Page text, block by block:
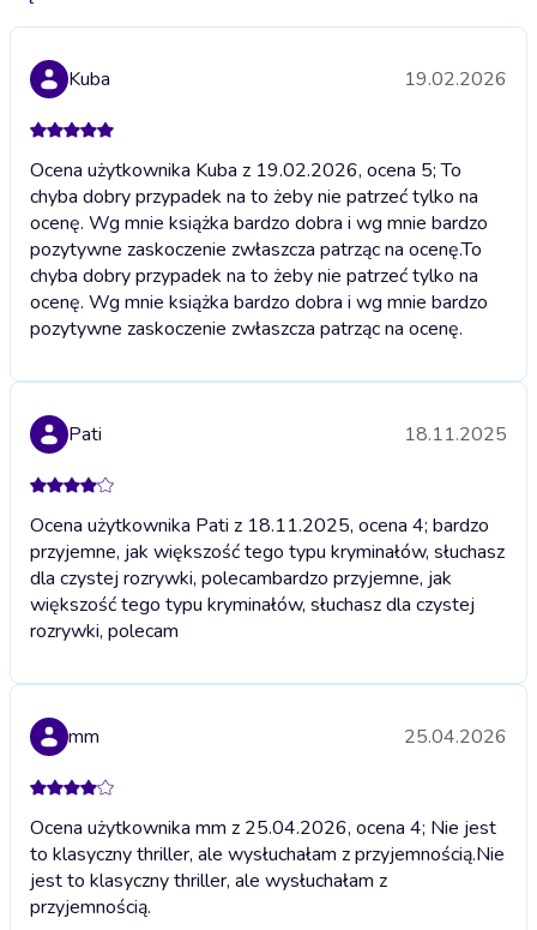
Kuba 19.02.2026
Ocena użytkownika Kuba z 19.02.2026, ocena 5; To
chyba dobry przypadek na to żeby nie patrzeć tylko na
ocenę. Wg mnie książka bardzo dobra i wg mnie bardzo
pozytywne zaskoczenie zwłaszcza patrząc na ocenę.To
chyba dobry przypadek na to żeby nie patrzeć tylko na
ocenę. Wg mnie książka bardzo dobra i wg mnie bardzo
pozytywne zaskoczenie zwłaszcza patrząc na ocenę.
Pati 18.11.2025
Ocena użytkownika Pati z 18.11.2025, ocena 4; bardzo
przyjemne, jak większość tego typu kryminałów, słuchasz
dla czystej rozrywki, polecambardzo przyjemne, jak
większość tego typu kryminałów, słuchasz dla czystej
rozrywki, polecam
mm 25.04.2026
Ocena użytkownika mm z 25.04.2026, ocena 4; Nie jest
to klasyczny thriller, ale wysłuchałam z przyjemnością.Nie
jest to klasyczny thriller, ale wysłuchałam z
przyjemnością.